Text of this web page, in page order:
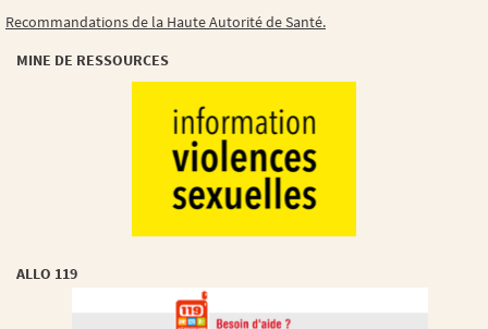
Recommandations de la Haute Autorité de Santé.
MINE DE RESSOURCES
ALLO 119